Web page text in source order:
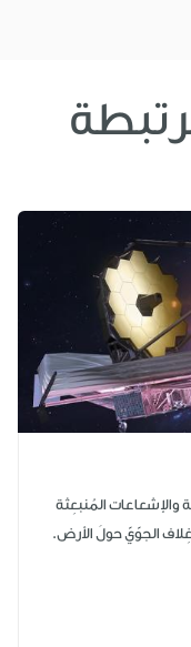
المُنبعِثة
الجوّيّ حولَ الأرض.